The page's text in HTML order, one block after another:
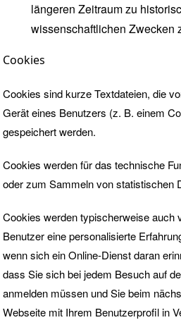
längeren Zeitraum zu
wissenschaftlichen Zwecken
Cookies
Cookies sind kurze Textdateien, die
Gerät eines Benutzers (z. B. einem
gespeichert werden.
Cookies werden für das technische
oder zum Sammeln von statistischen
Cookies werden typischerweise auch
Benutzer eine personalisierte
wenn sich ein Online-Dienst daran
dass Sie sich bei jedem Besuch auf
anmelden müssen und Sie beim
Webseite mit Ihrem Benutzerprofil in